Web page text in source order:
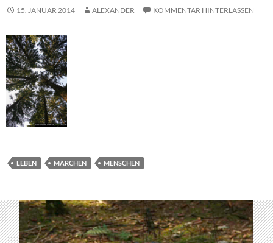
15. JANUAR 2014 ALEXANDER KOMMENTAR HINTERLASSEN
LEBEN MÄRCHEN MENSCHEN